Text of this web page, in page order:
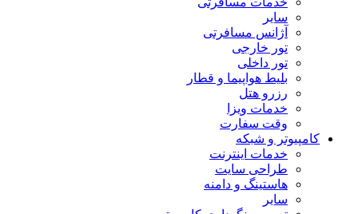
سایر
آژانس مسافرتی
تور خارجی
تور داخلی
بلیط هواپیما و قطار
رزرو هتل
خدمات ویزا
وقت سفارت
کامپیوتر و شبکه
خدمات اینترنت
طراحی سایت
هاستینگ و دامنه
سایر